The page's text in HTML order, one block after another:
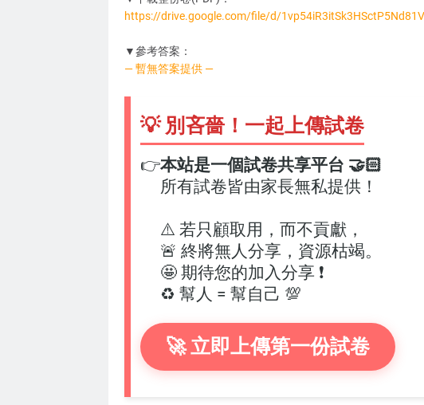
https://drive.google.com/file/d/
▼參考答案：
— 暫無答案提供 —
💡 別吝嗇！一起上傳試卷
本站是一個試卷共享平台 🤝🏻
👉
所有試卷皆由家長無私提供！
⚠️ 若只顧取用，而不貢獻，
🚨 終將無人分享，資源枯竭。
🤩 期待您的加入分享 ❗
♻️ 幫人 = 幫自己 💯
🚀 立即上傳第一份試卷